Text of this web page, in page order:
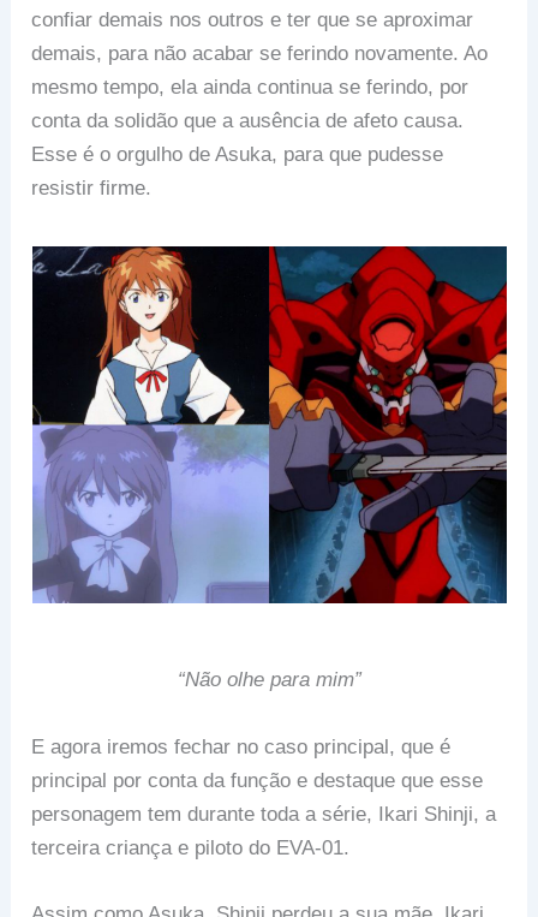
confiar demais nos outros e ter que se aproximar
demais, para não acabar se ferindo novamente. Ao
mesmo tempo, ela ainda continua se ferindo, por
conta da solidão que a ausência de afeto causa.
Esse é o orgulho de Asuka, para que pudesse
resistir firme.
“Não olhe para mim”
E agora iremos fechar no caso principal, que é
principal por conta da função e destaque que esse
personagem tem durante toda a série, Ikari Shinji, a
terceira criança e piloto do EVA-01.